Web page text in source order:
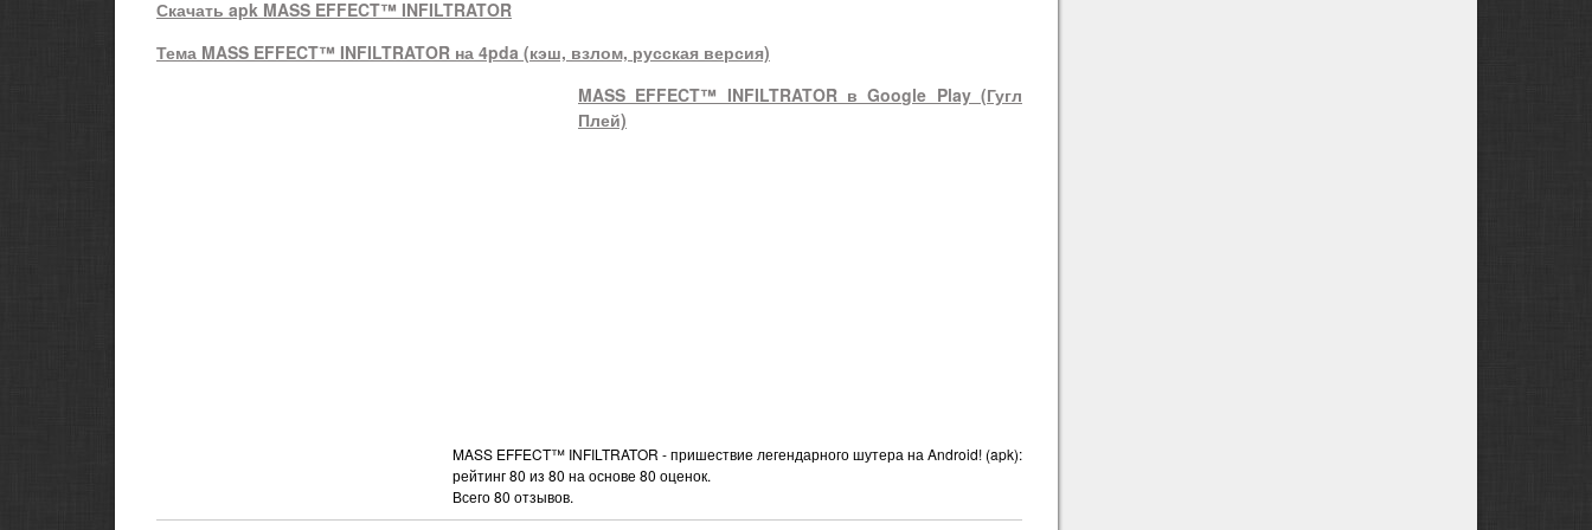
Скачать apk MASS EFFECT™ INFILTRATOR
Тема MASS EFFECT™ INFILTRATOR на 4pda (кэш, взлом, русская версия)
MASS EFFECT™ INFILTRATOR в Google Play (Гугл
Плей)
MASS EFFECT™ INFILTRATOR - пришествие легендарного шутера на Android! (apk):
рейтинг80 из 80 на основе 80 оценок.
Всего80 отзывов.